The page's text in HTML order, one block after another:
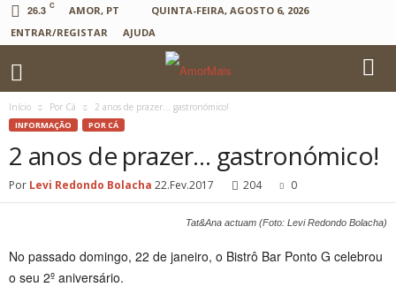
26.3 C AMOR, PT
QUINTA-FEIRA, AGOSTO 6, 2026
ENTRAR/REGISTAR
AJUDA
Início Por Cá 2 anos de prazer… gastronómico!
INFORMAÇÃO POR CÁ
2 anos de prazer… gastronómico!
Por Levi Redondo Bolacha 22.Fev.2017 204 0
Tat&Ana actuam (Foto: Levi Redondo Bolacha)
No passado domingo, 22 de janeiro, o Bistrô Bar Ponto G celebrou
o seu 2º aniversário.